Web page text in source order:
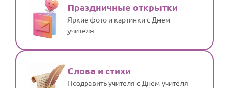
Праздничные открытки
Яркие фото и картинки с Днем
учителя
Слова и стихи
Поздравить учителя с Днем учителя